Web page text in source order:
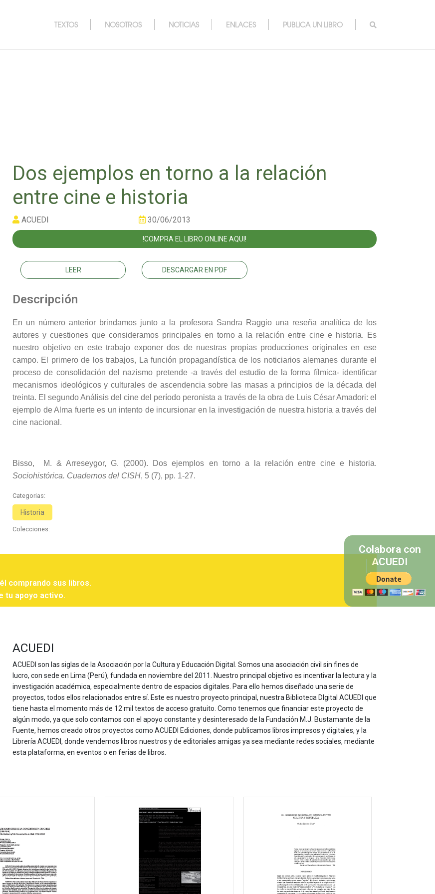
TEXTOS NOSOTROS NOTICIAS ENLACES PUBLICA UN LIBRO
Dos ejemplos en torno a la relación
entre cine e historia
ACUEDI 30/06/2013
!COMPRA EL LIBRO ONLINE AQUI!
LEER DESCARGAR EN PDF
Descripción
En un número anterior brindamos junto a la profesora Sandra Raggio una reseña analítica de los
autores y cuestiones que consideramos principales en torno a la relación entre cine e historia. Es
nuestro objetivo en este trabajo exponer dos de nuestras propias producciones originales en ese
campo. El primero de los trabajos, La función propagandística de los noticiarios alemanes durante el
proceso de consolidación del nazismo pretende -a través del estudio de la forma fílmica- identificar
mecanismos ideológicos y culturales de ascendencia sobre las masas a principios de la década del
treinta. El segundo Análisis del cine del período peronista a través de la obra de Luis César Amadori: el
ejemplo de Alma fuerte es un intento de incursionar en la investigación de nuestra historia a través del
cine nacional.
Bisso, M. & Arreseygor, G. (2000). Dos ejemplos en torno a la relación entre cine e historia.
Sociohistórica. Cuadernos del CISH, 5 (7), pp. 1-27.
Categorias:
Historia
Colecciones:
comprando sus libros.
tu apoyo activo.
ACUEDI
ACUEDI son las siglas de la Asociación por la Cultura y Educación Digital. Somos una asociación civil sin fines de
lucro, con sede en Lima (Perú), fundada en noviembre del 2011. Nuestro principal objetivo es incentivar la lectura y la
investigación académica, especialmente dentro de espacios digitales. Para ello hemos diseñado una serie de
proyectos, todos ellos relacionados entre sí. Este es nuestro proyecto principal, nuestra Biblioteca DIgital ACUEDI que
tiene hasta el momento más de 12 mil textos de acceso gratuito. Como tenemos que financiar este proyecto de
algún modo, ya que solo contamos con el apoyo constante y desinteresado de la Fundación M.J. Bustamante de la
Fuente, hemos creado otros proyectos como ACUEDI Ediciones, donde publicamos libros impresos y digitales, y la
Librería ACUEDI, donde vendemos libros nuestros y de editoriales amigas ya sea mediante redes sociales, mediante
esta plataforma, en eventos o en ferias de libros.
Colabora con
ACUEDI